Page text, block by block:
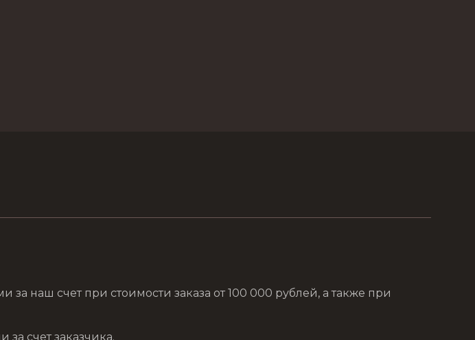
наш счет при стоимости заказа от 100 000 рублей, а также при
счет заказчика.